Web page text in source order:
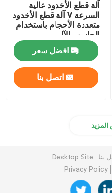
آلة قطع الأخدود عالية
السرعة V آلة قطع الأخدود
متعددة الأحجام باستخدام
الحاسب الآلي
افضل سعر
اتصل بنا
بنا
Desktop Site
Privacy Policy